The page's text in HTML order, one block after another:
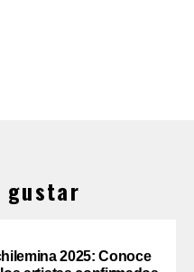
gustar
2025: Conoce